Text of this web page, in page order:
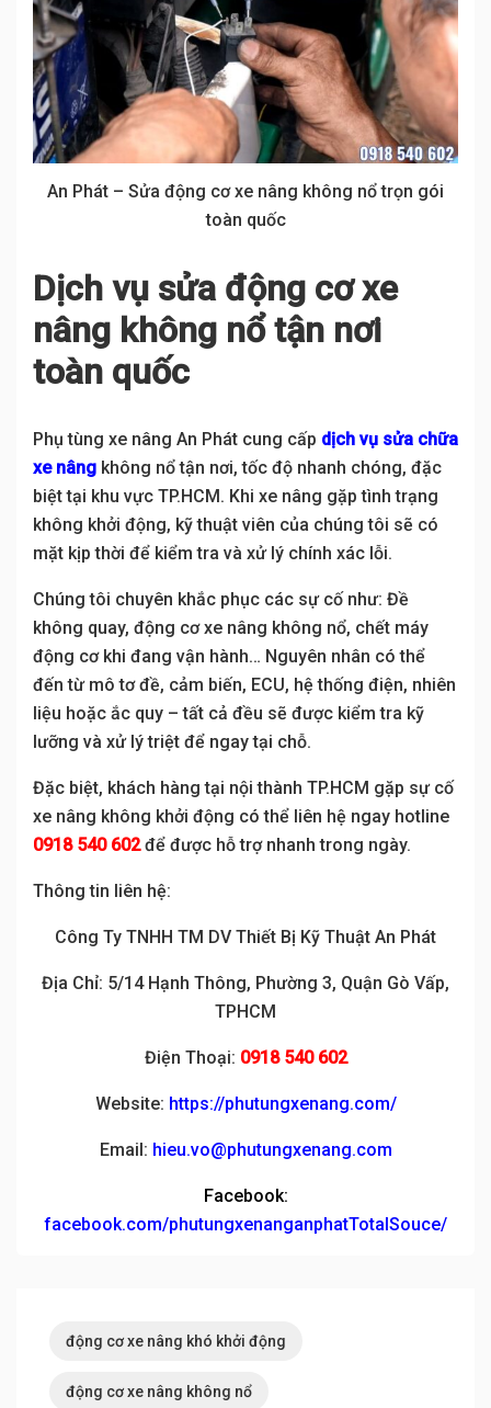
An Phát – Sửa động cơ xe nâng không nổ trọn gói
toàn quốc
Dịch vụ sửa động cơ xe
nâng không nổ tận nơi
toàn quốc
Phụ tùng xe nâng An Phát cung cấp dịch vụ sửa chữa
xe nâng không nổ tận nơi, tốc độ nhanh chóng, đặc
biệt tại khu vực TP.HCM. Khi xe nâng gặp tình trạng
không khởi động, kỹ thuật viên của chúng tôi sẽ có
mặt kịp thời để kiểm tra và xử lý chính xác lỗi.
Chúng tôi chuyên khắc phục các sự cố như: Đề
không quay, động cơ xe nâng không nổ, chết máy
động cơ khi đang vận hành… Nguyên nhân có thể
đến từ mô tơ đề, cảm biến, ECU, hệ thống điện, nhiên
liệu hoặc ắc quy – tất cả đều sẽ được kiểm tra kỹ
lưỡng và xử lý triệt để ngay tại chỗ.
Đặc biệt, khách hàng tại nội thành TP.HCM gặp sự cố
xe nâng không khởi động có thể liên hệ ngay hotline
0918 540 602để được hỗ trợ nhanh trong ngày.
Thông tin liên hệ:
Công Ty TNHH TM DV Thiết Bị Kỹ Thuật An Phát
Địa Chỉ: 5/14 Hạnh Thông, Phường 3, Quận Gò Vấp,
TPHCM
Điện Thoại: 0918 540 602
Website: https://phutungxenang.com/
Email: hieu.vo@phutungxenang.com
Facebook:
facebook.com/phutungxenanganphatTotalSouce/
động cơ xe nâng khó khởi động
động cơ xe nâng không nổ